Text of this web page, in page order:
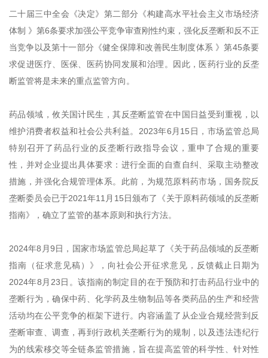
二十届三中全会《决定》第二部分《构建高水平社会主义市场经济
体制 》第6条要求加强公平竞争审查刚性约束，强化反垄断和反不正
当竞争以及第十一部分《健全保障和改善民生制度体系 》第45条要
求促进医疗、医保、医药协同发展和治理。因此，医药行业的反垄
断监管将是未来的重点监管方向。
药品领域，攸关国计民生，其反垄断监管在中国日益受到重视，以
维护消费者权益和社会公共利益。2023年6月15日，市场监管总局
特别召开了药品行业的反垄断行政指导会议，重申了合规的重要
性，并对企业提出具体要求：进行全面的自查自纠、采取主动整改
措施，并强化合规管理体系。此前，为规范原料药市场，国务院反
垄断委员会已于2021年11月15日颁布了《关于原料药领域的反垄断
指南》，确立了监管的基本原则和执行方法。
2024年8月9日，国家市场监管总局起草了《关于药品领域的反垄断
指南（征求意见稿）》，向社会公开征求意见，反馈截止日期为
2024年8月23日。该指南的制定目的在于预防和打击药品行业中的
垄断行为，确保中药、化学药及生物制品等各类药品的生产和经营
活动均在公平竞争的框架下进行。内容涵盖了从企业合规经营到反
垄断审查、调查，再到行政机关垄断行为的规制，以及违法违纪行
为的线索移交等全链条监管措施，旨在提高监管的科学性、针对性